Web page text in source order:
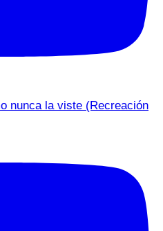
nunca la viste (Recreación